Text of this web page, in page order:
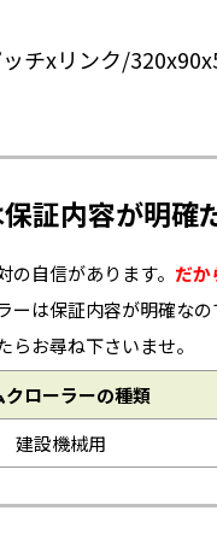
チxリンク/
証内容が明確
の自信があります。 だか
ーは保証内容が明確な
らお尋ね下さいませ。
クローラーの種類
建設機械用